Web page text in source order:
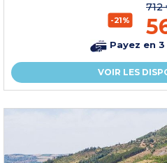
-21%
712
Payez en 3
VOIR LES